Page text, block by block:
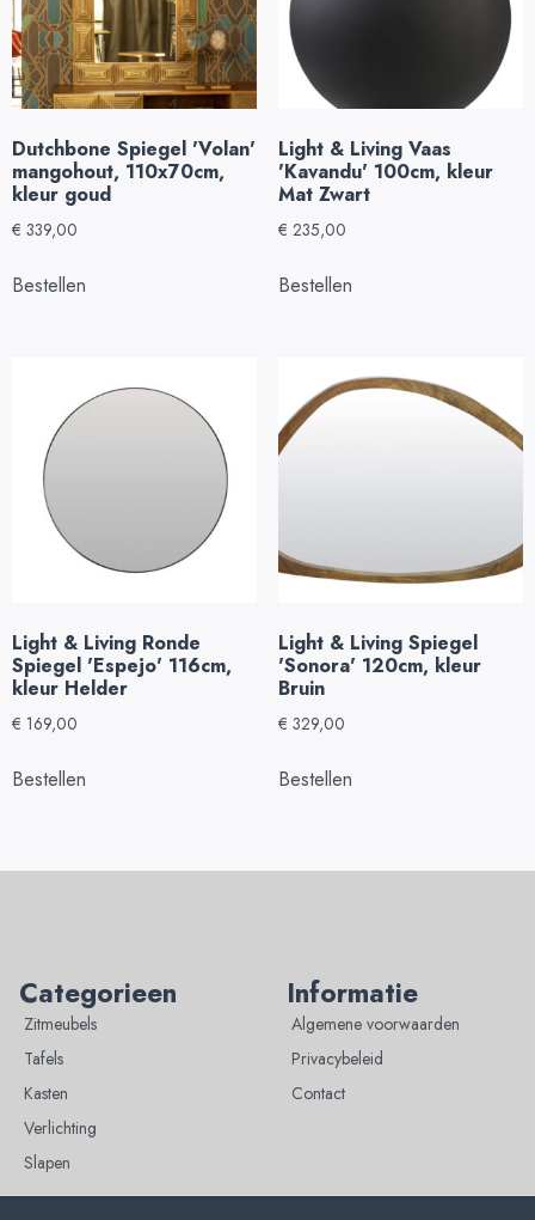
Dutchbone Spiegel 'Volan'
mangohout, 110x70cm,
kleur goud
€ 339,00
Bestellen
Light & Living Vaas
'Kavandu' 100cm, kleur
Mat Zwart
€ 235,00
Bestellen
Light & Living Ronde
Spiegel 'Espejo' 116cm,
kleur Helder
€ 169,00
Bestellen
Light & Living Spiegel
'Sonora' 120cm, kleur
Bruin
€ 329,00
Bestellen
Categorieen
Zitmeubels
Tafels
Kasten
Verlichting
Slapen
Informatie
Algemene voorwaarden
Privacybeleid
Contact